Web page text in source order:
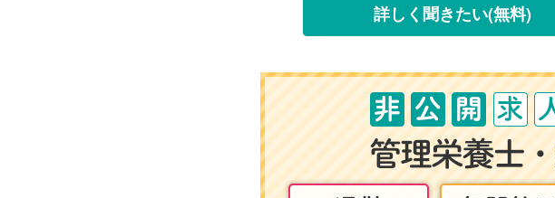
詳しく聞きたい(無料)